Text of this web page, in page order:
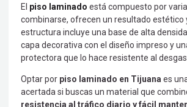
El piso laminado está compuesto por
combinarse, ofrecen un resultado estético
estructura incluye una base de alta
capa decorativa con el diseño impreso y
protectora que lo hace resistente al
Optar por piso laminado en Tijuana es
acertada si buscas un material que
resistencia al tráfico diario y fácil